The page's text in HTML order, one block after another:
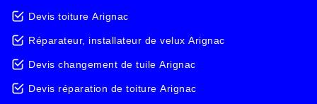
Devis toiture Arignac
Réparateur, installateur de velux Arignac
Devis changement de tuile Arignac
Devis réparation de toiture Arignac